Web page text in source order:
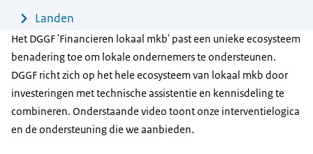
Landen
Het DGGF 'Financieren lokaal mkb' past een unieke ecosysteem
benadering toe om lokale ondernemers te ondersteunen.
DGGF richt zich op het hele ecosysteem van lokaal mkb door
investeringen met technische assistentie en kennisdeling te
combineren. Onderstaande video toont onze interventielogica
en de ondersteuning die we aanbieden.